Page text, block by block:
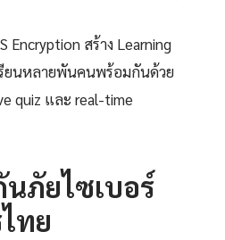
Encryption สร้าง Learning
ยนหลายพันคนพร้อมกันด้วย
quiz และ real-time
ภัยไซเบอร์
ทย